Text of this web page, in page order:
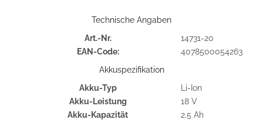
Technische Angaben
Art.-Nr.
14731-20
EAN-Code:
4078500054263
Akkuspezifikation
Akku-Typ
Li-Ion
Akku-Leistung
18 V
Akku-Kapazität
2.5 Ah